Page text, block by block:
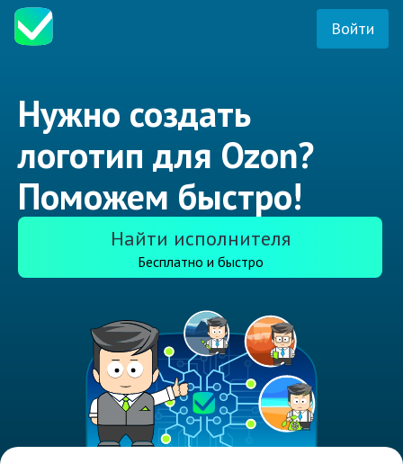
Войти
Нужно создать
логотип для Ozon?
Поможем быстро!
Найти исполнителя
Бесплатно и быстро